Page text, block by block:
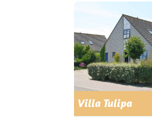
Villa Tulipa